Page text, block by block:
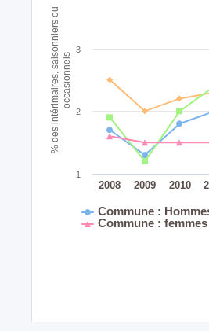
% des intérimaires, saisonniers ouoccasionnels
Commune :
Commune : femmes
2008 2009 2010
1
2
3